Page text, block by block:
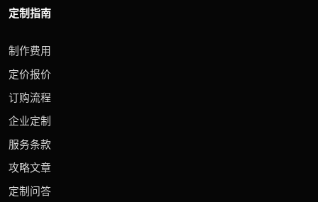
定制指南
制作费用
定价报价
订购流程
企业定制
服务条款
攻略文章
定制问答